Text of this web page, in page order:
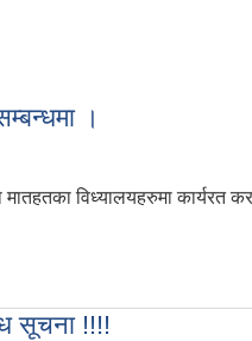
।
विध्यालयहरुमा कार्यरत
सूचना !!!!